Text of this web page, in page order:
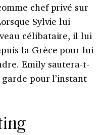
chef privé sur
Sylvie lui
célibataire, il lui
la Grèce pour lui
Emily sautera-t-
pour l’instant